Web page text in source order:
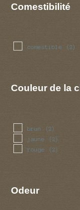
Comestibilité
comestible (2)
Couleur de la
brun (2)
jaune (2)
rouge (2)
Odeur